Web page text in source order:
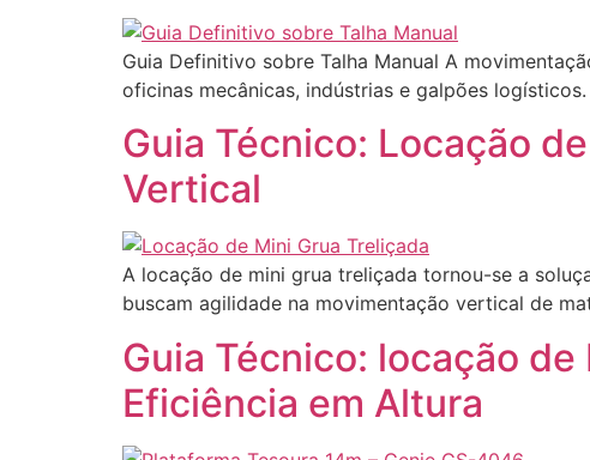
Guia Definitivo sobre Talha Manual A
oficinas mecânicas, indústrias e galpões logísticos.
Guia Técnico: Locação
Vertical
A locação de mini grua treliçada tornou-se a
buscam agilidade na movimentação vertical de
Guia Técnico: locação
Eficiência em Altura